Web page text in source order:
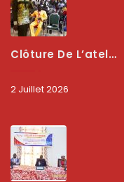
Clôture De L’atelier National : L’ARCEP Et Les Collectivités Territoriales Consolident Leur Partenariat Pour Booster La Qualité Des Services Numériques
2 Juillet 2026